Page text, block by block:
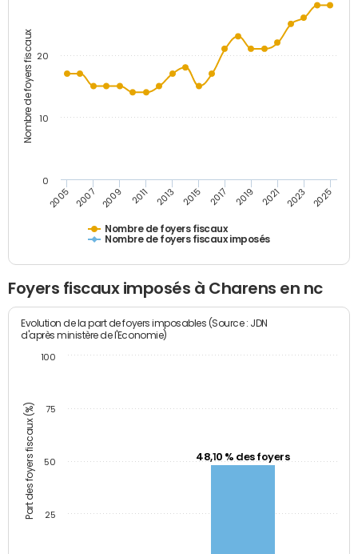
Nombre de foyers fiscaux
Nombre de foyers fiscaux
Nombre de foyers fiscaux imposés
2005 2007 2009 2011 2013 2015 2017 2019 2021 2023 2025
0
10
20
Foyers fiscaux imposés à Charens en nc
Part des foyers fiscaux (%)
Evolution de la part de foyers imposables (Source : JDN
d'après ministère de l'Economie)
48,10 % des foyers
25
50
75
100